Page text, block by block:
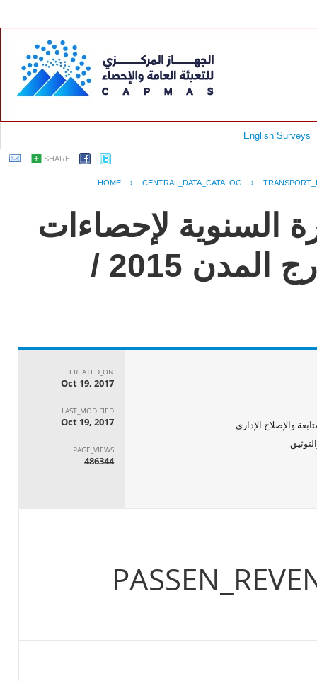
English Surveys
SHARE
HOME › CENTRAL_DATA_CATALOG ›
السنوية لإحصاءات
النقل العام للركاب داخل وخارج المدن 2015 /
والإصلاح الإدارى
CREATED_ON
Oct 19, 2017
LAST_MODIFIED
Oct 19, 2017
PAGE_VIEWS
486344